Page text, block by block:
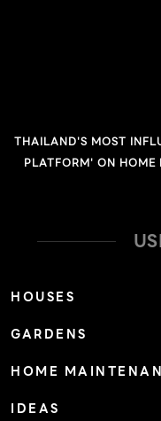
THAILAND'S MOST
PLATFORM' ON HOME
HOUSES
GARDENS
HOME
IDEAS